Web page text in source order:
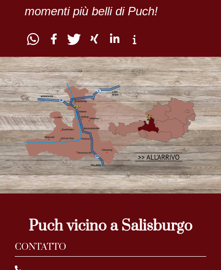
momenti più belli di Puch!
Puch vicino a Salisburgo
CONTATTO